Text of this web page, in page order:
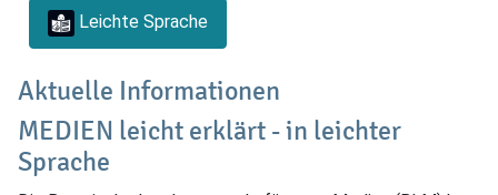
Leichte Sprache
Aktuelle Informationen
MEDIEN leicht erklärt - in leichter
Sprache